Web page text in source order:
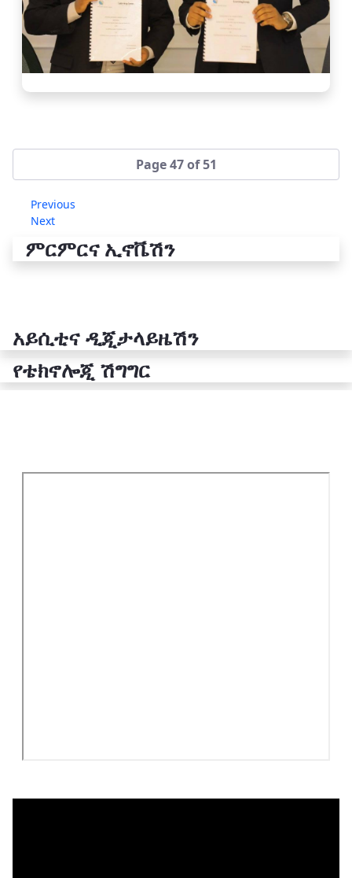
Page 47 of 51
Previous
Next
ምርምርና ኢኖቬሽን
አይሲቲና ዲጂታላይዜሽን
የቴክኖሎጂ ሽግግር